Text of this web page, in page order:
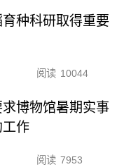
种科研取得重要
阅读 10044
博物馆暑期实事
工作
阅读 7953